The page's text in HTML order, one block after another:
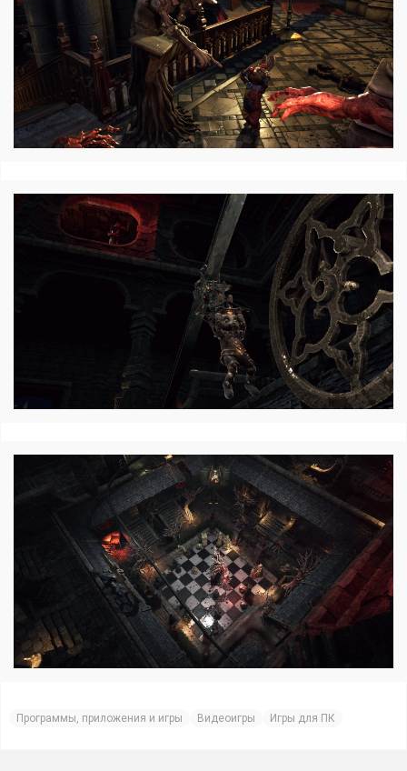
Программы, приложения и игры Видеоигры Игры для ПК